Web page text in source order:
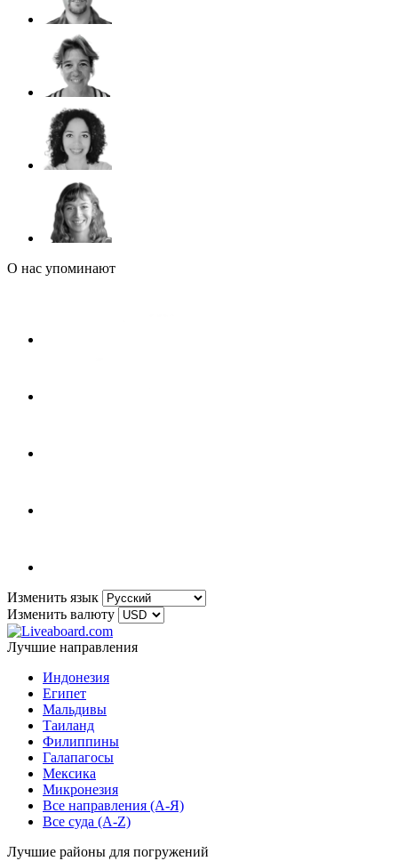
О нас упоминают
Изменить язык
Изменить валюту
Лучшие направления
Индонезия
Египет
Мальдивы
Таиланд
Филиппины
Галапагосы
Мексика
Микронезия
Все направления (A-Я)
Все суда (A-Z)
Лучшие районы для погружений